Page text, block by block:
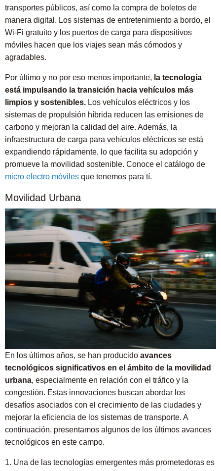
transportes públicos, así como la compra de boletos de
manera digital. Los sistemas de entretenimiento a bordo, el
Wi-Fi gratuito y los puertos de carga para dispositivos
móviles hacen que los viajes sean más cómodos y
agradables.
Por último y no por eso menos importante, la tecnología
está impulsando la transición hacia vehículos más
limpios y sostenibles. Los vehículos eléctricos y los
sistemas de propulsión híbrida reducen las emisiones de
carbono y mejoran la calidad del aire. Además, la
infraestructura de carga para vehículos eléctricos se está
expandiendo rápidamente, lo que facilita su adopción y
promueve la movilidad sostenible. Conoce el catálogo de
micro electro móviles que tenemos para tí.
Movilidad Urbana
En los últimos años, se han producido avances
tecnológicos significativos en el ámbito de la movilidad
urbana, especialmente en relación con el tráfico y la
congestión. Estas innovaciones buscan abordar los
desafíos asociados con el crecimiento de las ciudades y
mejorar la eficiencia de los sistemas de transporte. A
continuación, presentamos algunos de los últimos avances
tecnológicos en este campo.
1. Una de las tecnologías emergentes más prometedoras es